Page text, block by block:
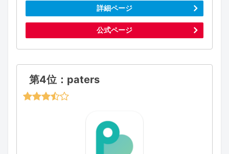
詳細ページ
公式ページ
第4位：paters